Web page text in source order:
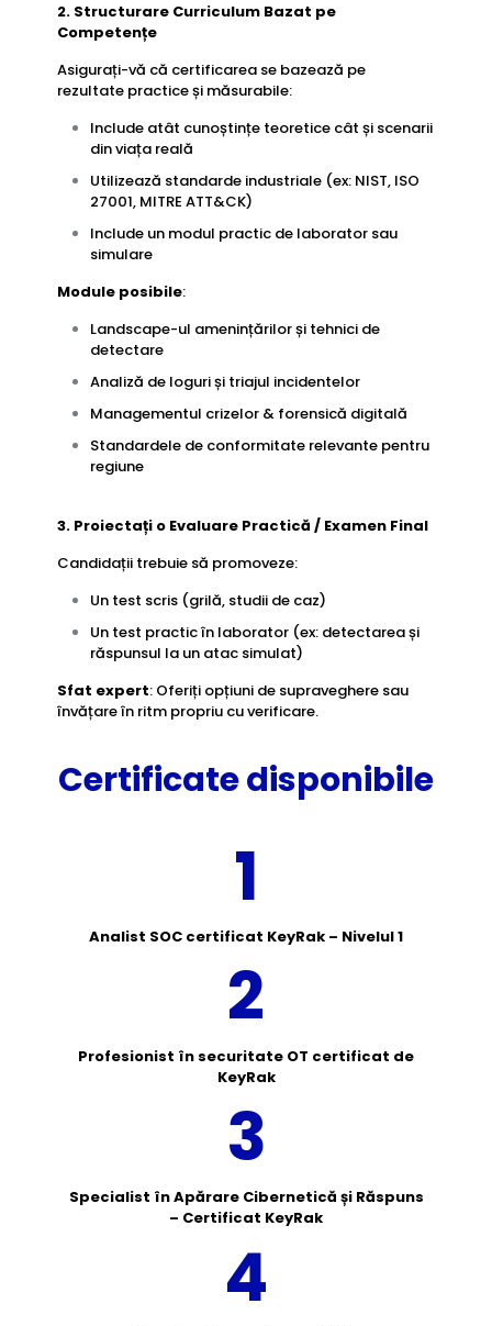
2. Structurare Curriculum Bazat pe
Competențe
Asigurați-vă că certificarea se bazează pe
rezultate practice și măsurabile:
Include atât cunoștințe teoretice cât și scenarii
din viața reală
Utilizează standarde industriale (ex: NIST, ISO
27001, MITRE ATT&CK)
Include un modul practic de laborator sau
simulare
Module posibile:
Landscape-ul amenințărilor și tehnici de
detectare
Analiză de loguri și triajul incidentelor
Managementul crizelor & forensică digitală
Standardele de conformitate relevante pentru
regiune
3. Proiectați o Evaluare Practică / Examen Final
Candidații trebuie să promoveze:
Un test scris (grilă, studii de caz)
Un test practic în laborator (ex: detectarea și
răspunsul la un atac simulat)
Sfat expert: Oferiți opțiuni de supraveghere sau
învățare în ritm propriu cu verificare.
Certificate disponibile
1
Analist SOC certificat KeyRak – Nivelul 1
2
Profesionist în securitate OT certificat de
KeyRak
3
Specialist în Apărare Cibernetică și Răspuns
– Certificat KeyRak
4